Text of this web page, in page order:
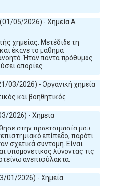
05/2026) - Χημεία Α
χημείας. Μετέδιδε τη
έκανε το μάθημα
Ήταν πάντα πρόθυμος
απορίες.
03/2026) - Οργανική χημεία
και βοηθητικός
2026) - Χημεια
στην προετοιμασία μου
επίπεδο, παρότι
σχετικά σύντομη. Είναι
υπομονετικός λύνοντας τις
ανεπιφύλακτα.
01/2026) - Χημεία